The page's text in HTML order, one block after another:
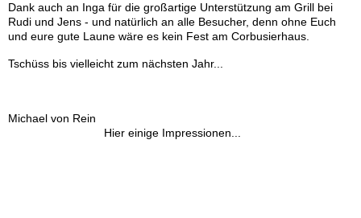
Dank auch an Inga für die großartige Unterstützung am Grill bei
Rudi und Jens - und natürlich an alle Besucher, denn ohne Euch
und eure gute Laune wäre es kein Fest am Corbusierhaus.
Tschüss bis vielleicht zum nächsten Jahr...
Michael von Rein
Hier einige Impressionen...